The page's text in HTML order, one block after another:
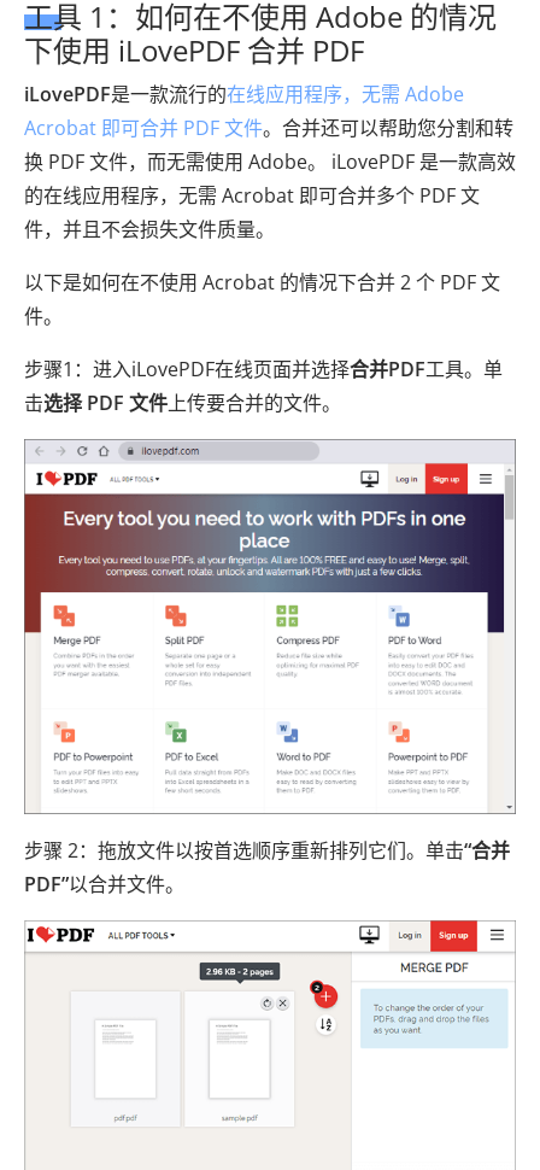
工具 1：如何在不使用 Adob​​e 的情况
下使用 iLovePDF 合并 PDF
iLovePDF是一款流行的在线应用程序，无需 Adob​​e
Acrobat 即可合并 PDF 文件。合并还可以帮助您分割和转
换 PDF 文件，而无需使用 Adob​​e。 iLovePDF 是一款高效
的在线应用程序，无需 Acrobat 即可合并多个 PDF 文
件，并且不会损失文件质量。
以下是如何在不使用 Acrobat 的情况下合并 2 个 PDF 文
件。
步骤1：进入iLovePDF在线页面并选择合并PDF工具。单
击选择 PDF 文件上传要合并的文件。
步骤 2：拖放文件以按首选顺序重新排列它们。单击“合并
PDF”以合并文件。